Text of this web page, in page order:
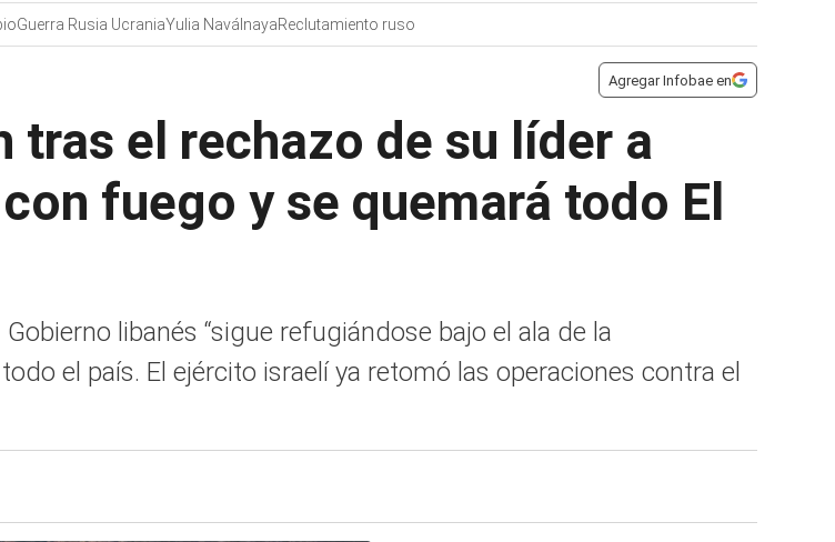
Guerra Rusia UcraniaYulia NaválnayaReclutamiento ruso
Agregar Infobae en
el rechazo de su líder a
fuego y se quemará todo El
libanés “sigue refugiándose bajo el ala de la
el país. El ejército israelí ya retomó las operaciones contra el